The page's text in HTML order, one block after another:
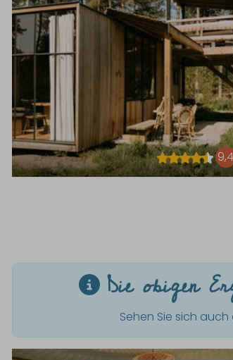
9,4
Die obigen
Sehen Sie sich